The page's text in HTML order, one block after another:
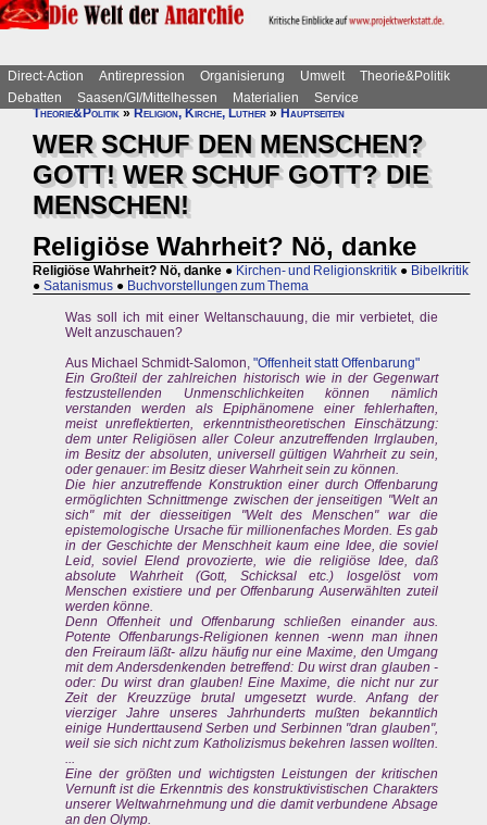
Direct-Action Antirepression Organisierung Umwelt
Theorie&Politik
Debatten
Saasen/GI/Mittelhessen Materialien
Service
Theorie&Politik»Religion, Kirche, Luther»Hauptseiten
WER SCHUF DEN MENSCHEN?
GOTT! WER SCHUF GOTT? DIE
MENSCHEN!
Religiöse Wahrheit? Nö, danke
Religiöse Wahrheit? Nö, danke ● Kirchen- und Religionskritik ● Bibelkritik
● Satanismus ● Buchvorstellungen zum Thema
Was soll ich mit einer Weltanschauung, die mir verbietet, die
Welt anzuschauen?
Aus Michael Schmidt-Salomon, "Offenheit statt Offenbarung"
Ein Großteil der zahlreichen historisch wie in der Gegenwart
festzustellenden Unmenschlichkeiten können nämlich
verstanden werden als Epiphänomene einer fehlerhaften,
meist unreflektierten, erkenntnistheoretischen Einschätzung:
dem unter Religiösen aller Coleur anzutreffenden Irrglauben,
im Besitz der absoluten, universell gültigen Wahrheit zu sein,
oder genauer: im Besitz dieser Wahrheit sein zu können.
Die hier anzutreffende Konstruktion einer durch Offenbarung
ermöglichten Schnittmenge zwischen der jenseitigen "Welt an
sich" mit der diesseitigen "Welt des Menschen" war die
epistemologische Ursache für millionenfaches Morden. Es gab
in der Geschichte der Menschheit kaum eine Idee, die soviel
Leid, soviel Elend provozierte, wie die religiöse Idee, daß
absolute Wahrheit (Gott, Schicksal etc.) losgelöst vom
Menschen existiere und per Offenbarung Auserwählten zuteil
werden könne.
Denn Offenheit und Offenbarung schließen einander aus.
Potente Offenbarungs-Religionen kennen -wenn man ihnen
den Freiraum läßt- allzu häufig nur eine Maxime, den Umgang
mit dem Andersdenkenden betreffend: Du wirst dran glauben -
oder: Du wirst dran glauben! Eine Maxime, die nicht nur zur
Zeit der Kreuzzüge brutal umgesetzt wurde. Anfang der
vierziger Jahre unseres Jahrhunderts mußten bekanntlich
einige Hunderttausend Serben und Serbinnen "dran glauben",
weil sie sich nicht zum Katholizismus bekehren lassen wollten.
...
Eine der größten und wichtigsten Leistungen der kritischen
Vernunft ist die Erkenntnis des konstruktivistischen Charakters
unserer Weltwahrnehmung und die damit verbundene Absage
an den Olymp.